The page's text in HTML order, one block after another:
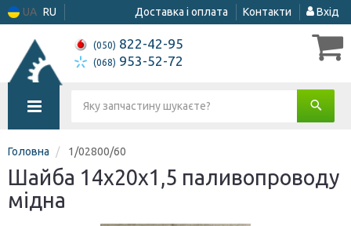
UA RU Доставка і оплата Контакти Вхід
(050) 822-42-95
(068) 953-52-72
Головна 1/02800/60
Шайба 14х20х1,5 паливопроводу
мідна